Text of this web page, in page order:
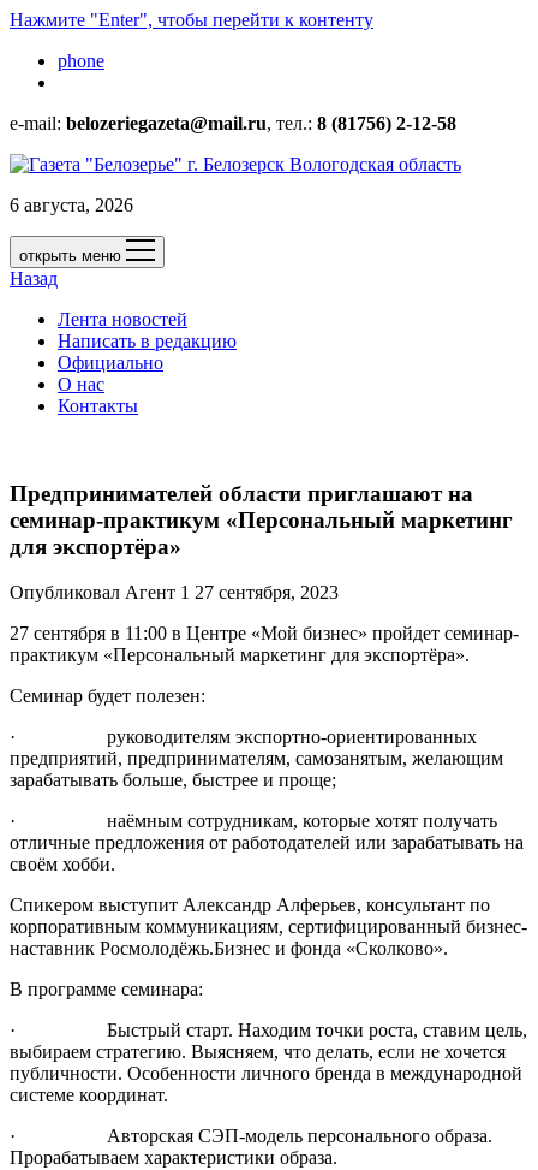
Нажмите "Enter", чтобы перейти к контенту
phone
e-mail: belozeriegazeta@mail.ru, тел.: 8 (81756) 2-12-58
6 августа, 2026
открыть меню
Назад
Лента новостей
Написать в редакцию
Официально
О нас
Контакты
Предпринимателей области приглашают на
семинар-практикум «Персональный маркетинг
для экспортёра»
Опубликовал Агент 1 27 сентября, 2023
27 сентября в 11:00 в Центре «Мой бизнес» пройдет семинар-
практикум «Персональный маркетинг для экспортёра».
Семинар будет полезен:
· руководителям экспортно-ориентированных
предприятий, предпринимателям, самозанятым, желающим
зарабатывать больше, быстрее и проще;
· наёмным сотрудникам, которые хотят получать
отличные предложения от работодателей или зарабатывать на
своём хобби.
Спикером выступит Александр Алферьев, консультант по
корпоративным коммуникациям, сертифицированный бизнес-
наставник Росмолодёжь.Бизнес и фонда «Сколково».
В программе семинара:
· Быстрый старт. Находим точки роста, ставим цель,
выбираем стратегию. Выясняем, что делать, если не хочется
публичности. Особенности личного бренда в международной
системе координат.
· Авторская СЭП-модель персонального образа.
Прорабатываем характеристики образа.